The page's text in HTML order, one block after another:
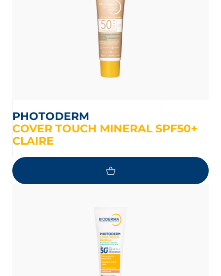
PHOTODERM
COVER TOUCH MINERAL SPF50+
CLAIRE